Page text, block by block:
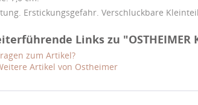
Erstickungsgefahr. Verschluckbare
Links zu
zum Artikel?
Artikel von Ostheimer